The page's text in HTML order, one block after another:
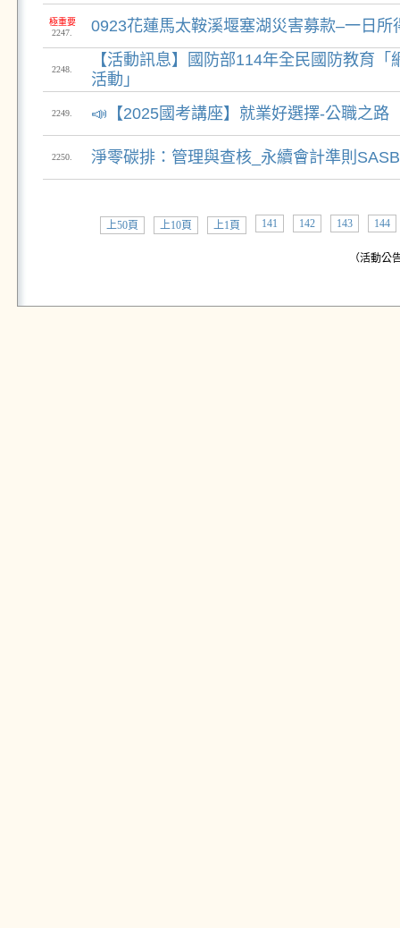
極重要
2247.
0923花蓮馬太鞍溪堰塞湖災害募款–一日所
2248.
【活動訊息】國防部114年全民國防教育「
活動」
2249. 📣【2025國考講座】就業好選擇-公職之路
2250. 淨零碳排：管理與查核_永續會計準則
上50頁 上10頁 上1頁 141 142 143 144
（活動公